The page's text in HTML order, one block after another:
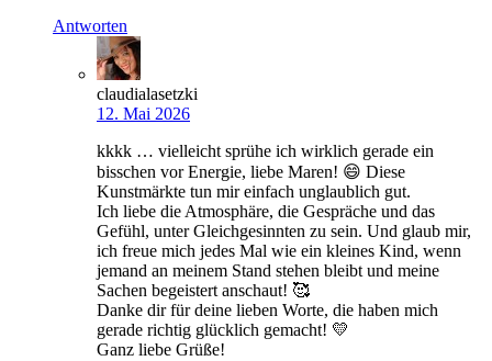
Antworten
claudialasetzki
12. Mai 2026
kkkk … vielleicht sprühe ich wirklich gerade ein
bisschen vor Energie, liebe Maren! 😄 Diese
Kunstmärkte tun mir einfach unglaublich gut.
Ich liebe die Atmosphäre, die Gespräche und das
Gefühl, unter Gleichgesinnten zu sein. Und glaub mir,
ich freue mich jedes Mal wie ein kleines Kind, wenn
jemand an meinem Stand stehen bleibt und meine
Sachen begeistert anschaut! 🥰
Danke dir für deine lieben Worte, die haben mich
gerade richtig glücklich gemacht! 💛
Ganz liebe Grüße!